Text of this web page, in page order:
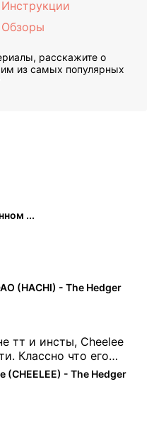
Инструкции
Обзоры
расскажите о
из самых популярных
...
(HACHI) - The Hedger
тт и инсты, Cheelee
Классно что его
надоевшего vpn.
др ...
(CHEELEE) - The Hedger